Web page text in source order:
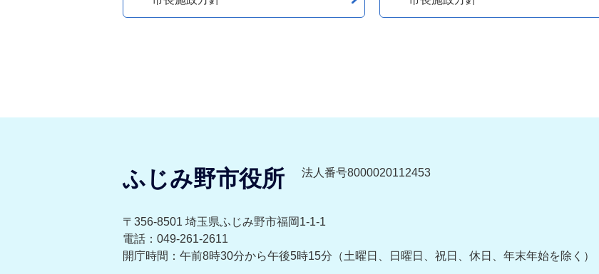
ふじみ野市役所 法人番号8000020112453
〒356-8501 埼玉県ふじみ野市福岡1-1-1
電話：049-261-2611
開庁時間：午前8時30分から午後5時15分 （土曜日、日曜日、祝日、休日、年末年始を除く）